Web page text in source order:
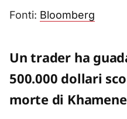
Fonti: Bloomberg
Un trader ha
500.000 dollari
morte di